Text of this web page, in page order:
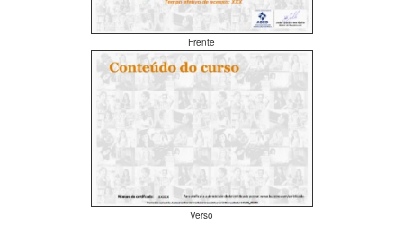
Frente
Verso